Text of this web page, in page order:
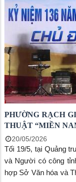
là “giặc nội xâm”,
hỏng sự nghiệp
Hồ Chí Minh về
suốt quá trình lãnh
phòng chống tham
biệt quan trọng
dựng, củng cố hệ
khối đại đoàn kết
PHƯỜNG RẠCH
THUẬT “MIỀN
20/05/2026
Tối 19/5, tại Quảng
và Người có công
hợp Sở Văn hóa và